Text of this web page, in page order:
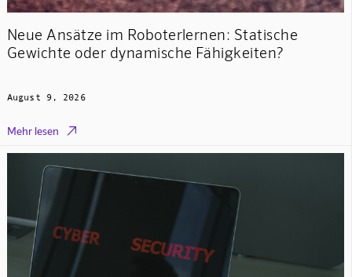
Neue Ansätze im Roboterlernen: Statische
Gewichte oder dynamische Fähigkeiten?
August 9, 2026
Mehr lesen 